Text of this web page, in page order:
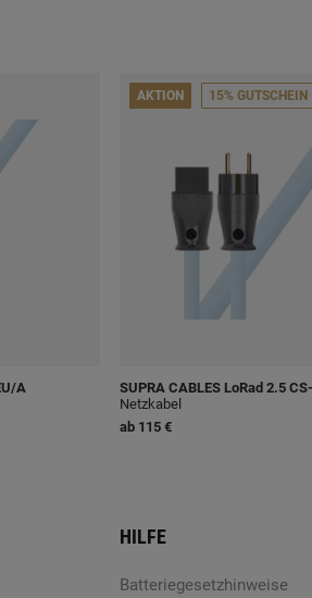
A
AKTION 15% GUTSCHEIN
SUPRA CABLES LoRad 2.5
Netzkabel
ab 115 €
HILFE
Batteriegesetzhinweise